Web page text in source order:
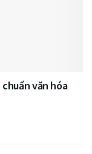
văn hóa